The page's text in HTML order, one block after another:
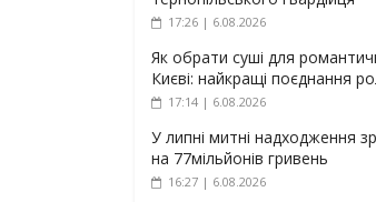
17:26 | 6.08.2026
Як обрати суші для
Києві: найкращі поєднання
17:14 | 6.08.2026
У липні митні надходження
на 77мільйонів гривень
16:27 | 6.08.2026